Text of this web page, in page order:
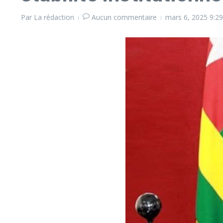
Par La rédaction Aucun commentaire mars 6, 2025